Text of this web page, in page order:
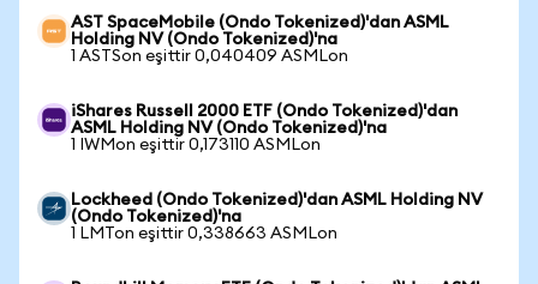
AST SpaceMobile (Ondo Tokenized)'dan ASML
Holding NV (Ondo Tokenized)'na
1 ASTSon eşittir 0,040409 ASMLon
iShares Russell 2000 ETF (Ondo Tokenized)'dan
ASML Holding NV (Ondo Tokenized)'na
1 IWMon eşittir 0,173110 ASMLon
Lockheed (Ondo Tokenized)'dan ASML Holding NV
(Ondo Tokenized)'na
1 LMTon eşittir 0,338663 ASMLon